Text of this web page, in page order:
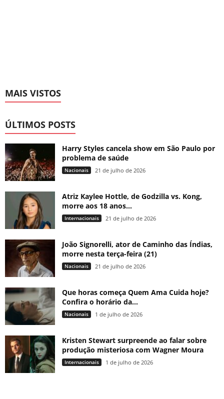
MAIS VISTOS
ÚLTIMOS POSTS
Harry Styles cancela show em São Paulo por
problema de saúde
Nacionais 21 de julho de 2026
Atriz Kaylee Hottle, de Godzilla vs. Kong,
morre aos 18 anos...
Internacionais 21 de julho de 2026
João Signorelli, ator de Caminho das Índias,
morre nesta terça-feira (21)
Nacionais 21 de julho de 2026
Que horas começa Quem Ama Cuida hoje?
Confira o horário da...
Nacionais 1 de julho de 2026
Kristen Stewart surpreende ao falar sobre
produção misteriosa com Wagner Moura
Internacionais 1 de julho de 2026